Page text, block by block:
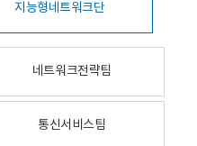
지능형네트워크단
네트워크전략팀
통신서비스팀